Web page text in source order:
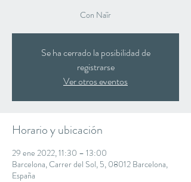
Con Naïr
Se ha cerrado la posibilidad de
registrarse
Ver otros eventos
Horario y ubicación
29 ene 2022, 11:30 – 13:00
Barcelona, Carrer del Sol, 5, 08012 Barcelona,
España